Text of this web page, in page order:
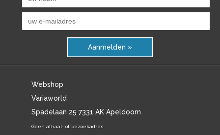
Aanmelden »
Webshop
Variaworld
Spadelaan 25 7331 AK Apeldoorn
Geen afhaal- of bezoekadres